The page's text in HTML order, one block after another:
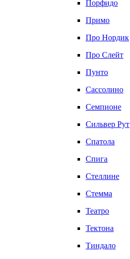
Порфидо
Примо
Про Нордик
Про Слейт
Пунто
Сассолино
Семпионе
Сильвер Рут
Спатола
Спига
Стеллине
Стемма
Театро
Тектона
Тиндало